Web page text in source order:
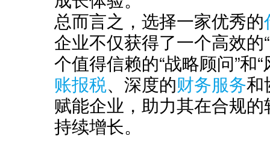
总而言之，选择一家优秀的
企业不仅获得了一个高效的
个值得信赖的“战略顾问”和
账报税、深度的财务服务和
赋能企业，助力其在合规
持续增长。